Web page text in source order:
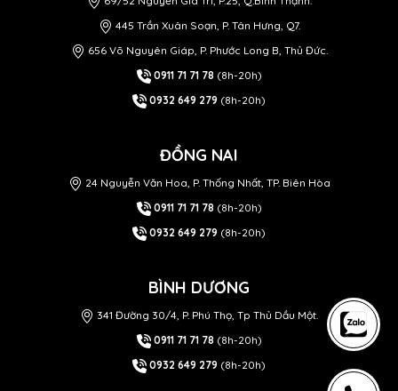
445 Trần Xuân Soạn, P. Tân Hưng, Q7.
656 Võ Nguyên Giáp, P. Phước Long B, Thủ Đức.
0911 71 71 78 (8h-20h)
0932 649 279 (8h-20h)
ĐỒNG NAI
24 Nguyễn Văn Hoa, P. Thống Nhất, TP. Biên Hòa
0911 71 71 78 (8h-20h)
0932 649 279 (8h-20h)
BÌNH DƯƠNG
341 Đường 30/4, P. Phú Thọ, Tp Thủ Dầu Một.
0911 71 71 78 (8h-20h)
0932 649 279 (8h-20h)